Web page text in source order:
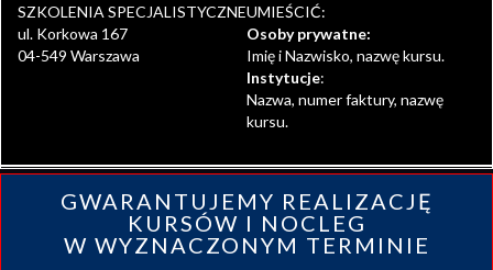
SZKOLENIA SPECJALISTYCZNE
ul. Korkowa 167
04-549 Warszawa
UMIEŚCIĆ:
Osoby prywatne:
Imię i Nazwisko, nazwę kursu.
Instytucje:
Nazwa, numer faktury, nazwę
kursu.
GWARANTUJEMY REALIZACJĘ
KURSÓW I NOCLEG
W WYZNACZONYM TERMINIE